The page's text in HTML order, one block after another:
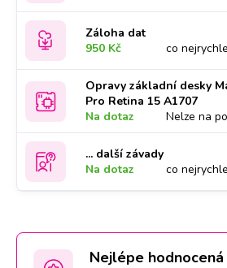
Záloha dat
950 Kč
co
Opravy základní desky
Pro Retina 15 A1707
Na dotaz
Nelze na
... další závady
Na dotaz
co
Nejlépe